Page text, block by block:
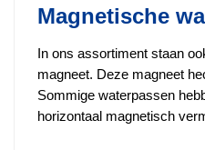
Magnetische
In ons assortiment staan
magneet. Deze magneet
Sommige waterpassen
horizontaal magnetisch